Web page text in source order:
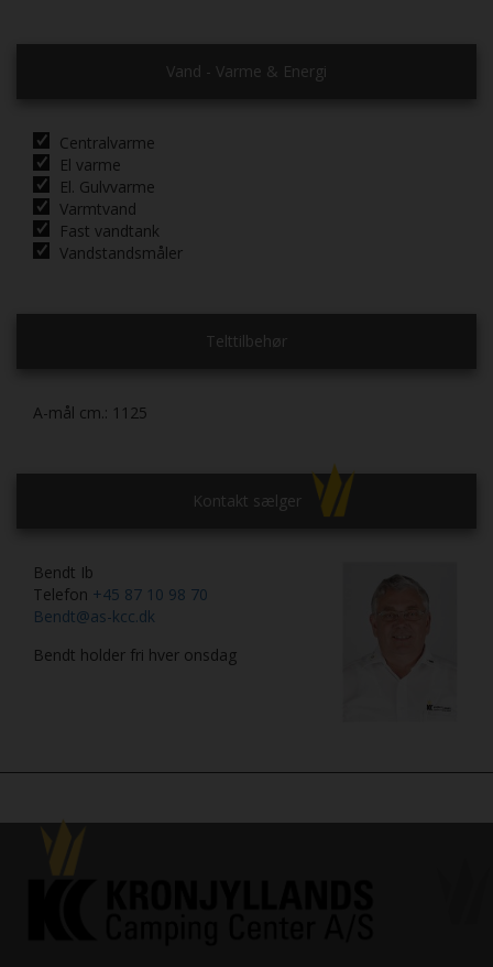
Vand - Varme & Energi
Centralvarme
El varme
El. Gulvvarme
Varmtvand
Fast vandtank
Vandstandsmåler
Telttilbehør
A-mål cm.: 1125
Kontakt sælger
Bendt Ib
Telefon +45 87 10 98 70
Bendt@as-kcc.dk
Bendt holder fri hver onsdag